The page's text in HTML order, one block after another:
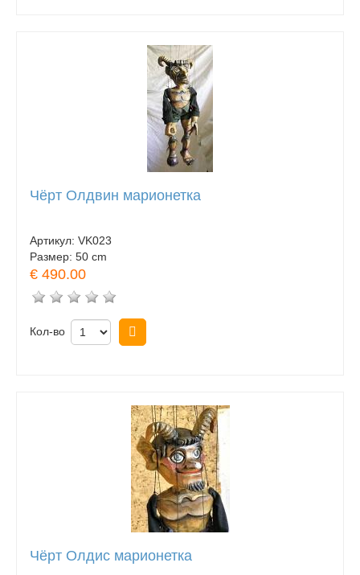
Чёрт Олдвин марионетка
Артикул: VK023
Размер: 50 cm
€ 490.00
Кол-во
Чёрт Олдис марионетка